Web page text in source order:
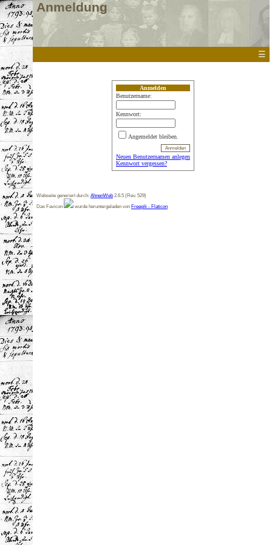
Anmeldung
☰
Anmelden
Benutzername:
Kennwort:
Angemeldet bleiben.
Neuen Benutzernamen anlegen
Kennwort vergessen?
Webseite generiert durch: AhnenWeb 2.6.5 (Rev. 529)
Das Favicon
wurde heruntergeladen von Freepik - Flaticon